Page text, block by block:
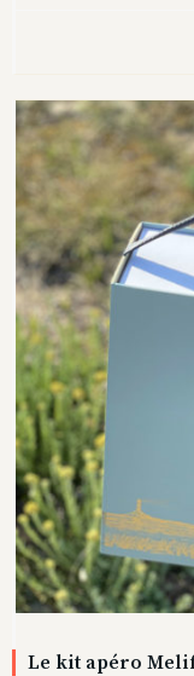
Le kit apéro